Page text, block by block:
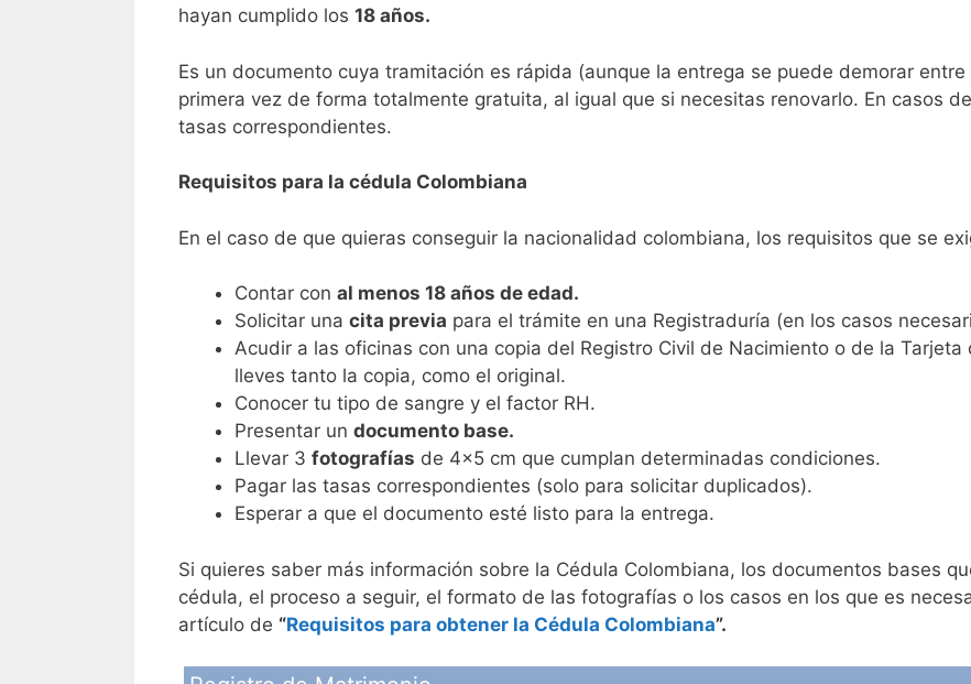
hayan cumplido los 18 años.
Es un documento cuya tramitación es rápida (aunque la entrega se puede demorar
primera vez de forma totalmente gratuita, al igual que si necesitas renovarlo. En casos
tasas correspondientes.
Requisitos para la cédula Colombiana
En el caso de que quieras conseguir la nacionalidad colombiana, los requisitos que se
Contar con al menos 18 años de edad.
Solicitar una cita previa para el trámite en una Registraduría (en los casos
Acudir a las oficinas con una copia del Registro Civil de Nacimiento o de la
lleves tanto la copia, como el original.
Conocer tu tipo de sangre y el factor RH.
Presentar un documento base.
Llevar 3 fotografías de 4×5 cm que cumplan determinadas condiciones.
Pagar las tasas correspondientes (solo para solicitar duplicados).
Esperar a que el documento esté listo para la entrega.
Si quieres saber más información sobre la Cédula Colombiana, los documentos bases
cédula, el proceso a seguir, el formato de las fotografías o los casos en los que es
artículo de “Requisitos para obtener la Cédula Colombiana”.